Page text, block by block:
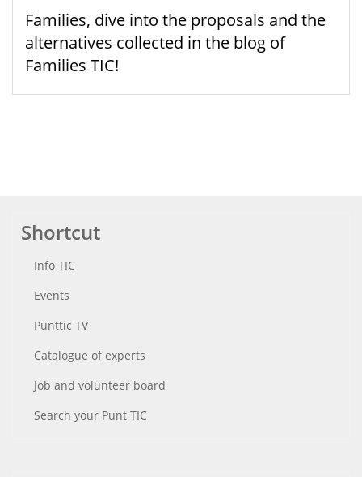
Families, dive into the proposals and the
alternatives collected in the blog of
Families TIC!
Shortcut
Info TIC
Events
Punttic TV
Catalogue of experts
Job and volunteer board
Search your Punt TIC